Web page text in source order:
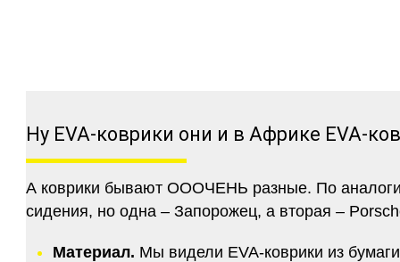
Ну EVA-коврики они и в Африке EVA-
А коврики бывают ОООЧЕНЬ разные. По
сидения, но одна – Запорожец, а вторая –
Материал. Мы видели EVA-коврики из